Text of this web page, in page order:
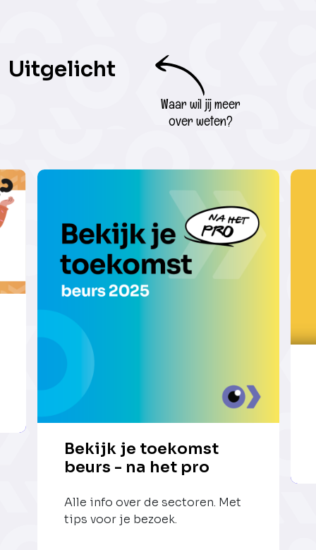
Uitgelicht
Waar wil jij meer
over weten?
Bekijk je toekomst
beurs - na het pro
Alle info over de sectoren. Met
tips voor je bezoek.